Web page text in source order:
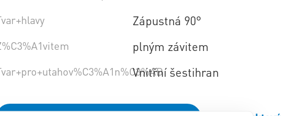
Zápustná 90°
plným závitem
Vnitřní šestihran